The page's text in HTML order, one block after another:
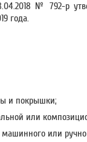
№ 792-р
года.
и покрышки;
или
или